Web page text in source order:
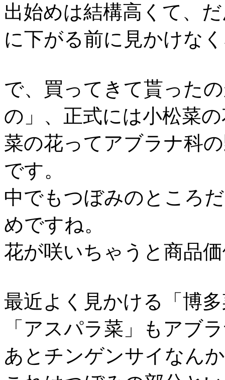
出始めは結構高くて、
に下がる前に見かけな
で、買ってきて貰った
の」、正式には小松菜
菜の花ってアブラナ科
です。
中でもつぼみのところ
めですね。
花が咲いちゃうと商品
最近よく見かける「博
「アスパラ菜」もアブ
あとチンゲンサイなん